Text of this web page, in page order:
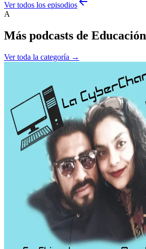
Ver todos los episodios
A
Más podcasts de Educación
Ver toda la categoría →